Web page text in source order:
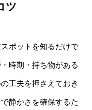
ツ
ポットを知るだけで
時期・持ち物がある
工夫を押さえておき
静かさを確保するた